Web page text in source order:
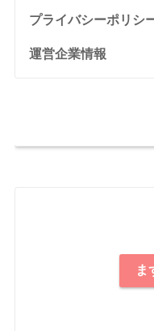
プライバシーポリシ
運営企業情報
ま